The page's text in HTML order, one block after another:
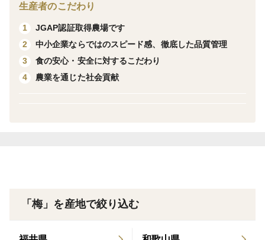
陽だまりファームの梅は、農薬を最低限にして肥料も使
わず
栽培をしていいます。よって、外観が非常に悪い
梅もあります。サイズ混合となります。
予めご理解の上、ご注文をお願いします。
生産者のこだわり
1
JGAP認証取得農場です
2
中小企業ならではのスピード感、徹底した品質管理
3
食の安心・安全に対するこだわり
4
農業を通じた社会貢献
「梅」を産地で絞り込む